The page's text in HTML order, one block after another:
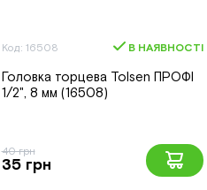
Код: 16508 В НАЯВНОСТІ
Головка торцева Tolsen ПРОФІ
1/2", 8 мм (16508)
40 грн
35 грн